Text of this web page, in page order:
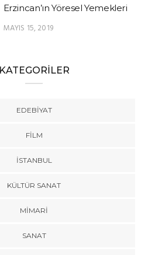
Erzincan’ın Yöresel Yemekleri
MAYIS 15, 2019
KATEGORİLER
EDEBIYAT
FILM
İSTANBUL
KÜLTÜR SANAT
MIMARI
SANAT